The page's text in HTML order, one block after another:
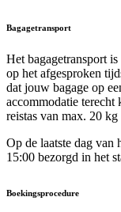
Bagagetransport
Het bagagetransport
op het afgesproken
dat jouw bagage op
accommodatie
reistas van max. 20 kg
Op de laatste dag van
15:00 bezorgd in het
Boekingsprocedure